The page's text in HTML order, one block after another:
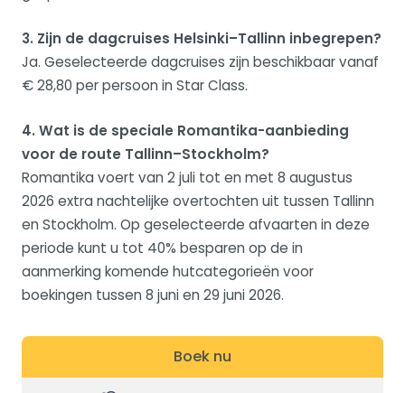
3. Zijn de dagcruises Helsinki–Tallinn inbegrepen?
Ja. Geselecteerde dagcruises zijn beschikbaar vanaf
€ 28,80 per persoon in Star Class.
4. Wat is de speciale Romantika-aanbieding
voor de route Tallinn–Stockholm?
Romantika voert van 2 juli tot en met 8 augustus
2026 extra nachtelijke overtochten uit tussen Tallinn
en Stockholm. Op geselecteerde afvaarten in deze
periode kunt u tot 40% besparen op de in
aanmerking komende hutcategorieën voor
boekingen tussen 8 juni en 29 juni 2026.
Boek nu